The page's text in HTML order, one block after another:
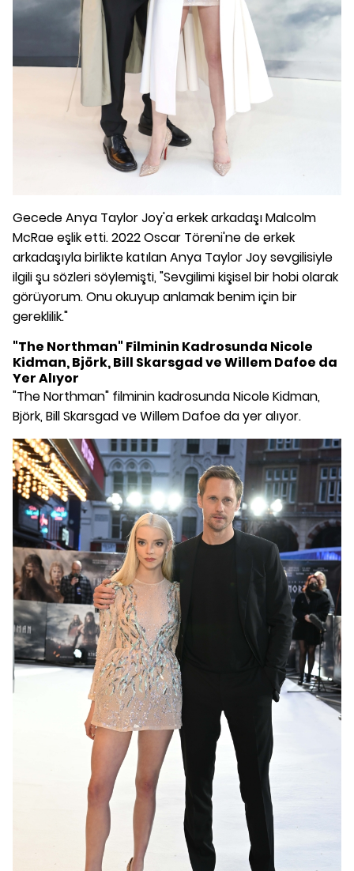
Gecede Anya Taylor Joy'a erkek arkadaşı Malcolm
McRae eşlik etti. 2022 Oscar Töreni'ne de erkek
arkadaşıyla birlikte katılan Anya Taylor Joy sevgilisiyle
ilgili şu sözleri söylemişti, "Sevgilimi kişisel bir hobi olarak
görüyorum. Onu okuyup anlamak benim için bir
gereklilik."
"The Northman" Filminin Kadrosunda Nicole
Kidman, Björk, Bill Skarsgad ve Willem Dafoe da
Yer Alıyor
"The Northman" filminin kadrosunda Nicole Kidman,
Björk, Bill Skarsgad ve Willem Dafoe da yer alıyor.